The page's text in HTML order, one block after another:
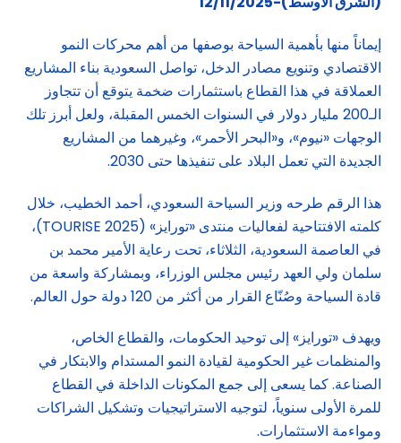
إيماناً منها بأهمية السياحة بوصفها من أهم محركات النمو
الاقتصادي وتنويع مصادر الدخل، تواصل السعودية بناء المشاريع
العملاقة في هذا القطاع باستثمارات ضخمة يتوقع أن تتجاوز
الـ200 مليار دولار في السنوات الخمس المقبلة، ولعل أبرز تلك
الوجهات «نيوم»، و«البحر الأحمر»، وغيرهما من المشاريع
الجديدة التي تعمل البلاد على تنفيذها حتى 2030.
هذا الرقم طرحه وزير السياحة السعودي، أحمد الخطيب، خلال
كلمته الافتتاحية لفعاليات منتدى «تورايز» (TOURISE 2025)،
في العاصمة السعودية، الثلاثاء، تحت رعاية الأمير محمد بن
سلمان ولي العهد رئيس مجلس الوزراء، وبمشاركة واسعة من
قادة السياحة وصُنّاع القرار من أكثر من 120 دولة حول العالم.
ويهدف «تورايز» إلى توحيد الحكومات، والقطاع الخاص،
والمنظمات غير الحكومية لقيادة النمو المستدام والابتكار في
الصناعة. كما يسعى إلى جمع المكونات الداخلة في القطاع
للمرة الأولى سنوياً، لتوجيه الاستراتيجيات وتشكيل الشراكات
ومواءمة الاستثمارات.